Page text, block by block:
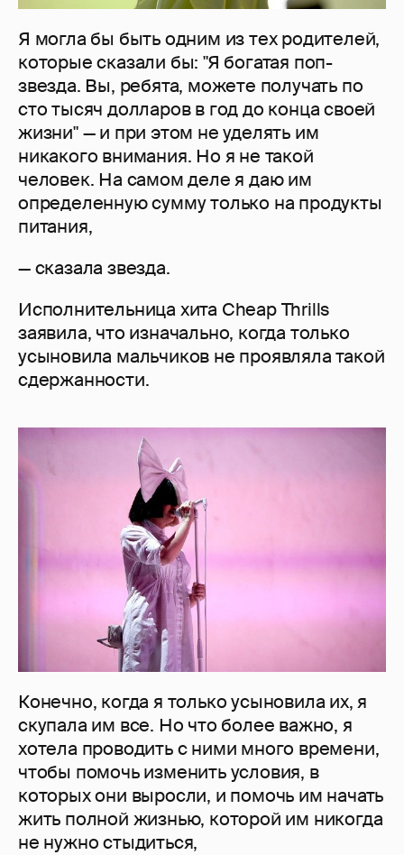
Я могла бы быть одним из тех родителей,
которые сказали бы: "Я богатая поп-
звезда. Вы, ребята, можете получать по
сто тысяч долларов в год до конца своей
жизни" — и при этом не уделять им
никакого внимания. Но я не такой
человек. На самом деле я даю им
определенную сумму только на продукты
питания,
— сказала звезда.
Исполнительница хита Cheap Thrills
заявила, что изначально, когда только
усыновила мальчиков не проявляла такой
сдержанности.
Конечно, когда я только усыновила их, я
скупала им все. Но что более важно, я
хотела проводить с ними много времени,
чтобы помочь изменить условия, в
которых они выросли, и помочь им начать
жить полной жизнью, которой им никогда
не нужно стыдиться,